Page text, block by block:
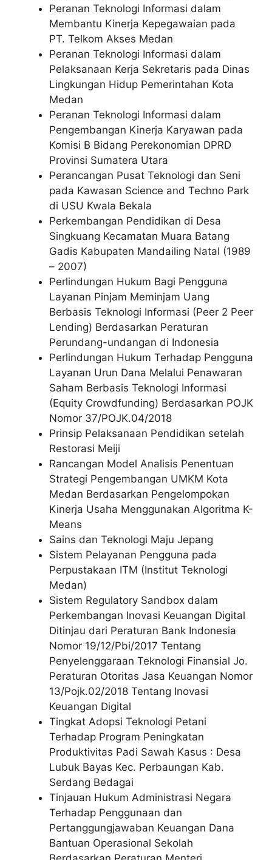
Peranan Teknologi Informasi dalam
Membantu Kinerja Kepegawaian pada
PT. Telkom Akses Medan
Peranan Teknologi Informasi dalam
Pelaksanaan Kerja Sekretaris pada Dinas
Lingkungan Hidup Pemerintahan Kota
Medan
Peranan Teknologi Informasi dalam
Pengembangan Kinerja Karyawan pada
Komisi B Bidang Perekonomian DPRD
Provinsi Sumatera Utara
Perancangan Pusat Teknologi dan Seni
pada Kawasan Science and Techno Park
di USU Kwala Bekala
Perkembangan Pendidikan di Desa
Singkuang Kecamatan Muara Batang
Gadis Kabupaten Mandailing Natal (1989
– 2007)
Perlindungan Hukum Bagi Pengguna
Layanan Pinjam Meminjam Uang
Berbasis Teknologi Informasi (Peer 2 Peer
Lending) Berdasarkan Peraturan
Perundang-undangan di Indonesia
Perlindungan Hukum Terhadap Pengguna
Layanan Urun Dana Melalui Penawaran
Saham Berbasis Teknologi Informasi
(Equity Crowdfunding) Berdasarkan POJK
Nomor 37/POJK.04/2018
Prinsip Pelaksanaan Pendidikan setelah
Restorasi Meiji
Rancangan Model Analisis Penentuan
Strategi Pengembangan UMKM Kota
Medan Berdasarkan Pengelompokan
Kinerja Usaha Menggunakan Algoritma K-
Means
Sains dan Teknologi Maju Jepang
Sistem Pelayanan Pengguna pada
Perpustakaan ITM (Institut Teknologi
Medan)
Sistem Regulatory Sandbox dalam
Perkembangan Inovasi Keuangan Digital
Ditinjau dari Peraturan Bank Indonesia
Nomor 19/12/Pbi/2017 Tentang
Penyelenggaraan Teknologi Finansial Jo.
Peraturan Otoritas Jasa Keuangan Nomor
13/Pojk.02/2018 Tentang Inovasi
Keuangan Digital
Tingkat Adopsi Teknologi Petani
Terhadap Program Peningkatan
Produktivitas Padi Sawah Kasus : Desa
Lubuk Bayas Kec. Perbaungan Kab.
Serdang Bedagai
Tinjauan Hukum Administrasi Negara
Terhadap Penggunaan dan
Pertanggungjawaban Keuangan Dana
Bantuan Operasional Sekolah